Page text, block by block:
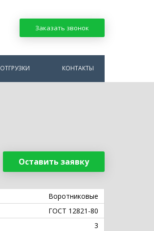
Заказать звонок
ОТГРУЗКИ КОНТАКТЫ
Оставить заявку
Воротниковые
ГОСТ 12821-80
3